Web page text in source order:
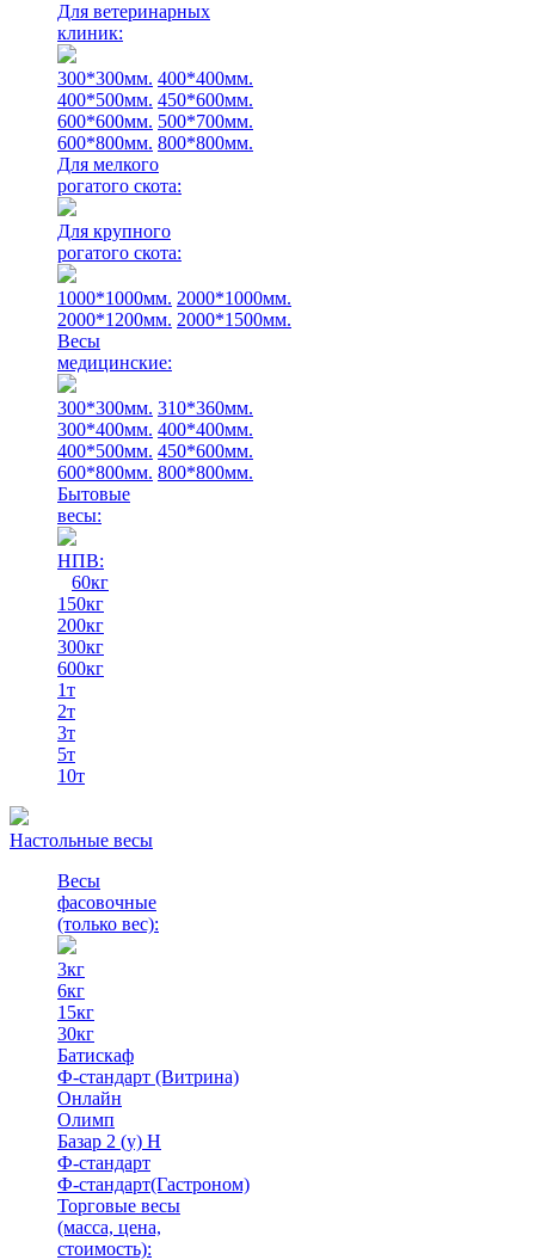
Для ветеринарных
клиник:
300*300мм. 400*400мм.
400*500мм. 450*600мм.
600*600мм. 500*700мм.
600*800мм. 800*800мм.
Для мелкого
рогатого скота:
Для крупного
рогатого скота:
1000*1000мм. 2000*1000мм.
2000*1200мм. 2000*1500мм.
Весы
медицинские:
300*300мм. 310*360мм.
300*400мм. 400*400мм.
400*500мм. 450*600мм.
600*800мм. 800*800мм.
Бытовые
весы:
НПВ:
60кг
150кг
200кг
300кг
600кг
1т
2т
3т
5т
10т
Настольные весы
Весы
фасовочные
(только вес):
3кг
6кг
15кг
30кг
Батискаф
Ф-стандарт (Витрина)
Онлайн
Олимп
Базар 2 (у) Н
Ф-стандарт
Ф-стандарт(Гастроном)
Торговые весы
(масса, цена,
стоимость):